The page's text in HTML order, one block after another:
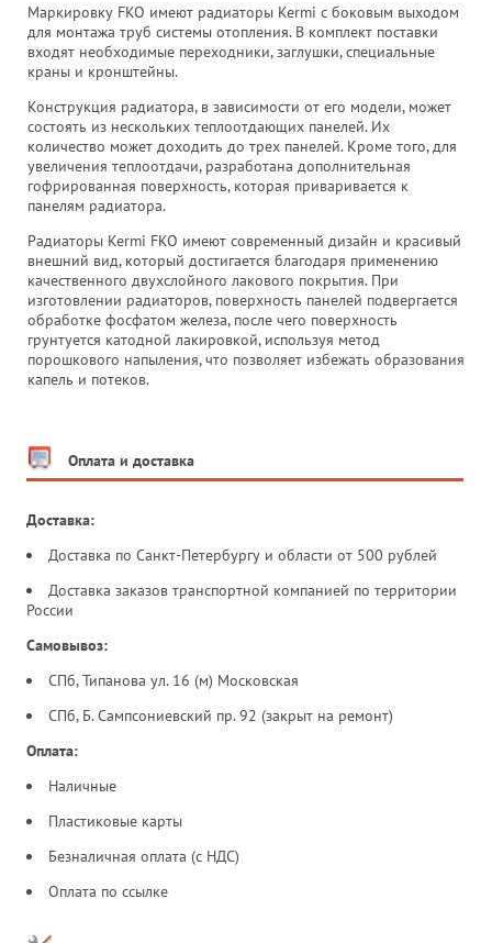
Маркировку FKO имеют радиаторы Kermi с боковым выходом
для монтажа труб системы отопления. В комплект поставки
входят необходимые переходники, заглушки, специальные
краны и кронштейны.
Конструкция радиатора, в зависимости от его модели, может
состоять из нескольких теплоотдающих панелей. Их
количество может доходить до трех панелей. Кроме того, для
увеличения теплоотдачи, разработана дополнительная
гофрированная поверхность, которая приваривается к
панелям радиатора.
Радиаторы Kermi FKO имеют современный дизайн и красивый
внешний вид, который достигается благодаря применению
качественного двухслойного лакового покрытия. При
изготовлении радиаторов, поверхность панелей подвергается
обработке фосфатом железа, после чего поверхность
грунтуется катодной лакировкой, используя метод
порошкового напыления, что позволяет избежать образования
капель и потеков.
Оплата и доставка
Доставка:
Доставка по Санкт-Петербургу и области от 500 рублей
Доставка заказов транспортной компанией по территории
России
Самовывоз:
СПб, Типанова ул. 16 (м) Московская
СПб, Б. Сампсониевский пр. 92 (закрыт на ремонт)
Оплата:
Наличные
Пластиковые карты
Безналичная оплата (с НДС)
Оплата по ссылке